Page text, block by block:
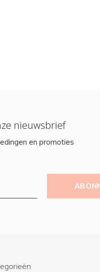
nieuwsbrief
en promoties